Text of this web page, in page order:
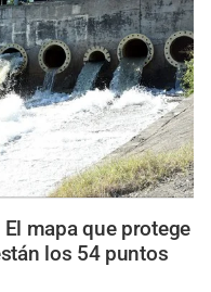
El mapa que protege
los 54 puntos